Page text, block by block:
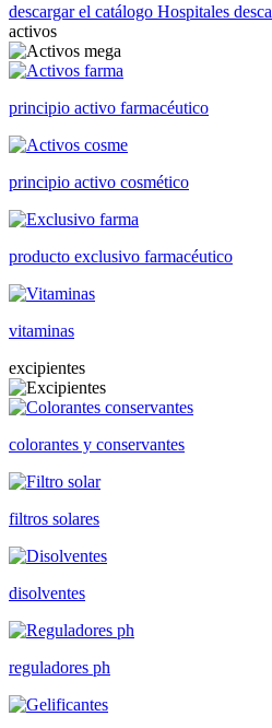
descargar el catálogo Hospitales
activos
principio activo farmacéutico
principio activo cosmético
producto exclusivo farmacéutico
vitaminas
excipientes
colorantes y conservantes
filtros solares
disolventes
reguladores ph